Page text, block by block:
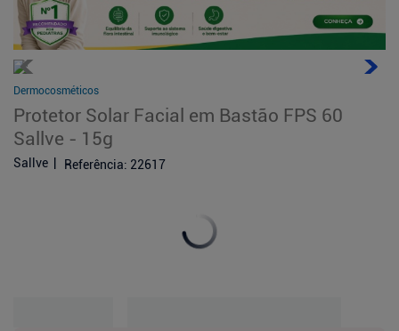
Dermocosméticos
Protetor Solar Facial em Bastão FPS 60
Sallve - 15g
Sallve Referência: 22617